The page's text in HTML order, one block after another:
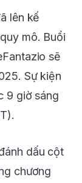
lên kế
mô. Buổi
sẽ
Sự kiện
9 giờ sáng
dấu cột
chương